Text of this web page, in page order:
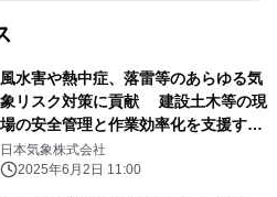
風水害や熱中症、落雷等のあらゆる気
象リスク対策に貢献 建設土木等の現
場の安全管理と作業効率化を支援する
NETIS認定「お天気クラウド」の新シ
ステム提供開始
日本気象株式会社
2025年6月2日 11:00